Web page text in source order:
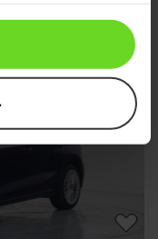
/mes
2 días